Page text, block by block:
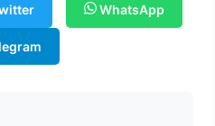
WhatsApp